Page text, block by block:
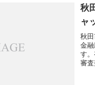
秋
ャ
秋
金
す
審